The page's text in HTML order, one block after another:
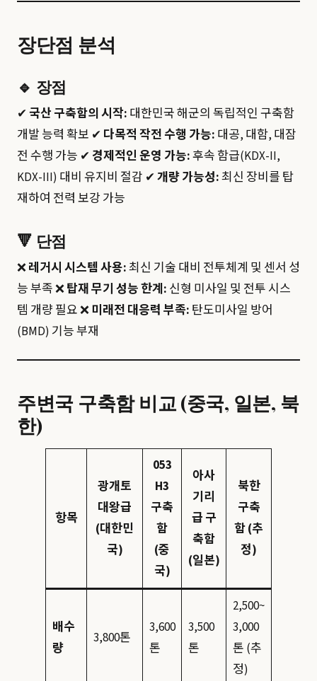
장단점 분석
🔹 장점
✔국산 구축함의 시작: 대한민국 해군의 독립적인 구축함
개발 능력 확보 ✔ 다목적 작전 수행 가능: 대공, 대함, 대잠
전 수행 가능 ✔ 경제적인 운영 가능:후속 함급(KDX-II,
KDX-III) 대비 유지비 절감 ✔개량 가능성:최신 장비를 탑
재하여 전력 보강 가능
🔻 단점
❌레거시 시스템 사용:최신 기술 대비 전투체계 및 센서 성
능 부족 ❌탑재 무기 성능 한계: 신형 미사일 및 전투 시스
템 개량 필요 ❌미래전 대응력 부족: 탄도미사일 방어
(BMD) 기능 부재
주변국 구축함 비교 (중국, 일본, 북
한)
항목
광개토
대왕급
(대한민
국)
053
H3
구축
함
(중
국)
아사
기리
급 구
축함
(일본)
북한
구축
함 (추
정)
배수
량
3,800톤
3,600
톤
3,500
톤
2,500~
3,000
톤 (추
정)